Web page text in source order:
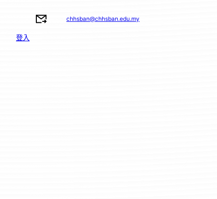
chhsban@chhsban.edu.my
登入